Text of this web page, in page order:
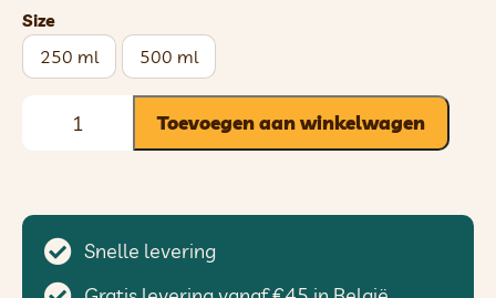
Size
250 ml
500 ml
Toevoegen aan winkelwagen
Snelle levering